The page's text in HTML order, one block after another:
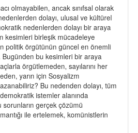
olmayabilen, ancak sınıfsal olarak
dolayı, ulusal ve kültürel
nedenlerden dolayı bir araya
kesimleri birleşik mücadeleye
politik örgütünün güncel en önemli
Bugünden bu kesimleri bir araya
örgütlemeden, sayılarını her
yarın için Sosyalizm
Bu nedenden dolayı, tüm
istemler alanında
gerçek çözümü
ile ertelemek, komünistlerin